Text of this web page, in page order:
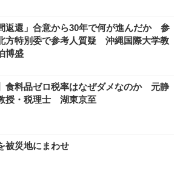
返還」合意から30年で何が進んだか 参
方特別委で参考人質疑 沖縄国際大学教
博盛
食料品ゼロ税率はなぜダメなのか 元静
授・税理士 湖東京至
被災地にまわせ